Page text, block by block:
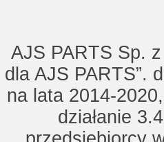
AJS PARTS Sp.
dla AJS PARTS”.
na lata 2014-
działanie